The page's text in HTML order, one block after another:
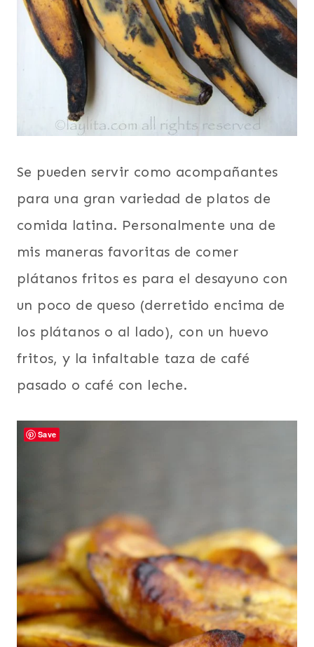
Se pueden servir como acompañantes
para una gran variedad de platos de
comida latina. Personalmente una de
mis maneras favoritas de comer
plátanos fritos es para el desayuno con
un poco de queso (derretido encima de
los plátanos o al lado), con un huevo
fritos, y la infaltable taza de café
pasado o café con leche.
Save